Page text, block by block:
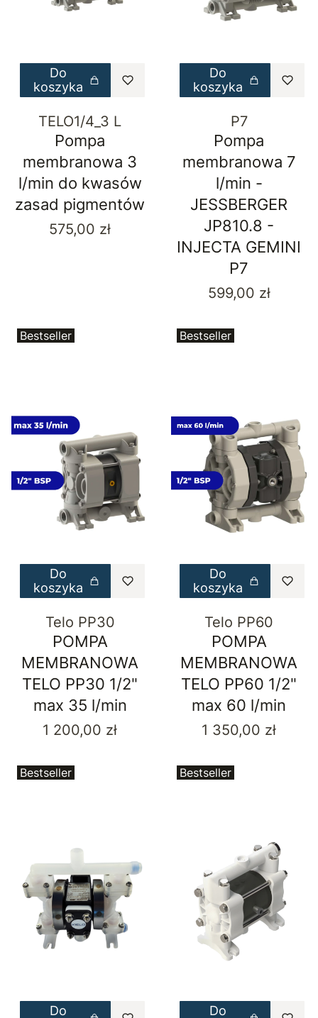
Do
koszyka
TELO1/4_3 L
Pompa
membranowa 3
l/min do kwasów
zasad pigmentów
Cena
575,00 zł
Do
koszyka
P7
Pompa
membranowa 7
l/min -
JESSBERGER
JP810.8 -
INJECTA GEMINI
P7
Cena
599,00 zł
Bestseller
Do
koszyka
Telo PP30
POMPA
MEMBRANOWA
TELO PP30 1/2"
max 35 l/min
Cena
1 200,00 zł
Bestseller
Do
koszyka
Telo PP60
POMPA
MEMBRANOWA
TELO PP60 1/2"
max 60 l/min
Cena
1 350,00 zł
Bestseller
Do
Bestseller
Do